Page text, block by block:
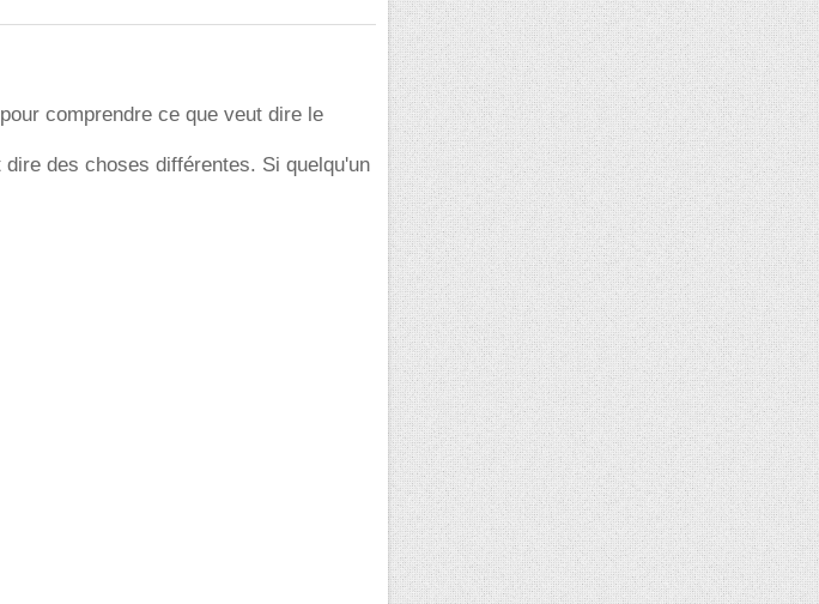
comprendre ce que veut dire le
des choses différentes. Si quelqu'un